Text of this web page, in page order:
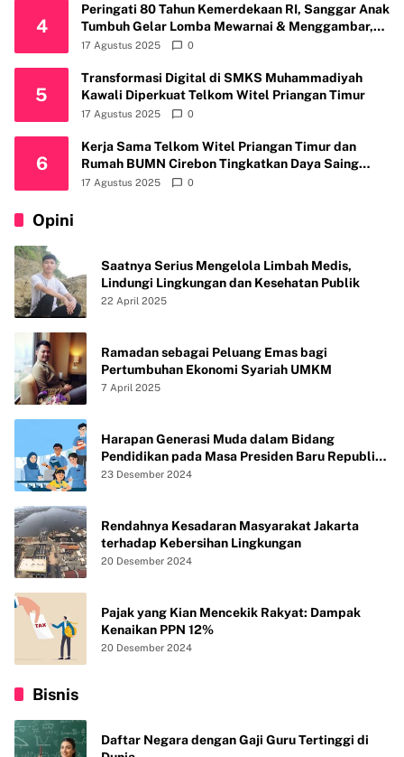
4
Peringati 80 Tahun Kemerdekaan RI, Sanggar Anak
Tumbuh Gelar Lomba Mewarnai & Menggambar,
Ajak Anak Cintai Batik Nusantara
17 Agustus 2025 0
5
Transformasi Digital di SMKS Muhammadiyah
Kawali Diperkuat Telkom Witel Priangan Timur
17 Agustus 2025 0
6
Kerja Sama Telkom Witel Priangan Timur dan
Rumah BUMN Cirebon Tingkatkan Daya Saing
Usaha
17 Agustus 2025 0
Opini
Saatnya Serius Mengelola Limbah Medis,
Lindungi Lingkungan dan Kesehatan Publik
22 April 2025
Ramadan sebagai Peluang Emas bagi
Pertumbuhan Ekonomi Syariah UMKM
7 April 2025
Harapan Generasi Muda dalam Bidang
Pendidikan pada Masa Presiden Baru Republik
Indonesia
23 Desember 2024
Rendahnya Kesadaran Masyarakat Jakarta
terhadap Kebersihan Lingkungan
20 Desember 2024
Pajak yang Kian Mencekik Rakyat: Dampak
Kenaikan PPN 12%
20 Desember 2024
Bisnis
Daftar Negara dengan Gaji Guru Tertinggi di